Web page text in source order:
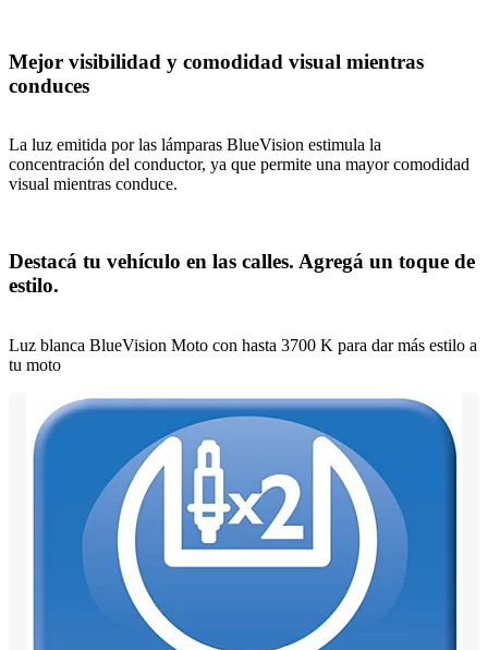
Mejor visibilidad y comodidad visual mientras
conduces
La luz emitida por las lámparas BlueVision estimula la
concentración del conductor, ya que permite una mayor comodidad
visual mientras conduce.
Destacá tu vehículo en las calles. Agregá un toque de
estilo.
Luz blanca BlueVision Moto con hasta 3700 K para dar más estilo a
tu moto